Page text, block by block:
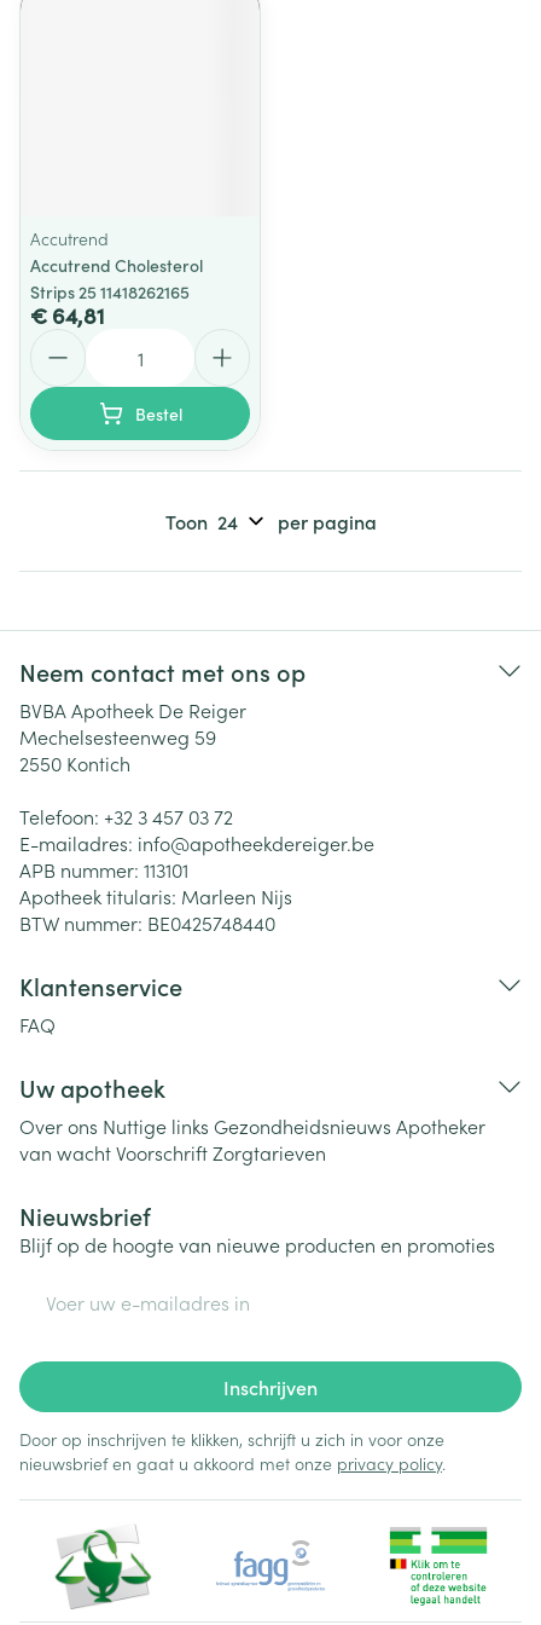
Accutrend
Accutrend Cholesterol
Strips 25 11418262165
€ 64,81
Bestel
Toon per pagina
Neem contact met ons op
BVBA Apotheek De Reiger
Mechelsesteenweg 59
2550 Kontich
Telefoon: +32 3 457 03 72
E-mailadres: info@apotheekdereiger.be
APB nummer: 113101
Apotheek titularis: Marleen Nijs
BTW nummer: BE0425748440
Klantenservice
FAQ
Uw apotheek
Over ons Nuttige links Gezondheidsnieuws Apotheker
van wachtVoorschriftZorgtarieven
Nieuwsbrief
Blijf op de hoogte van nieuwe producten en promoties
Inschrijven
Door op inschrijven te klikken, schrijft u zich in voor onze
nieuwsbrief en gaat u akkoord met onze privacy policy.